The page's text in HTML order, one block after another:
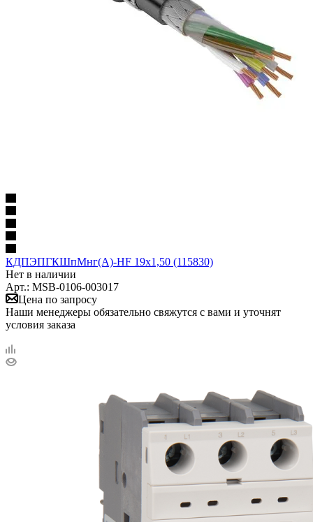
КДПЭПГКШпМнг(А)-HF 19х1,50 (115830)
Нет в наличии
Арт.: MSB-0106-003017
Цена по запросу
Наши менеджеры обязательно свяжутся с вами и уточнят
условия заказа